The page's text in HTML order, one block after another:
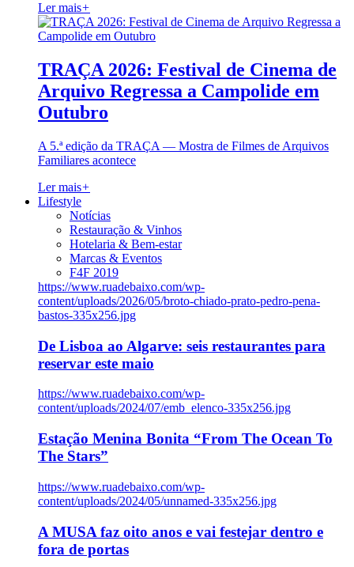
Ler mais+
TRAÇA 2026: Festival de Cinema de
Arquivo Regressa a Campolide em
Outubro
A 5.ª edição da TRAÇA — Mostra de Filmes de Arquivos
Familiares acontece
Ler mais+
Lifestyle
Notícias
Restauração & Vinhos
Hotelaria & Bem-estar
Marcas & Eventos
F4F 2019
https://www.ruadebaixo.com/wp-
content/uploads/2026/05/broto-chiado-prato-pedro-pena-
bastos-335x256.jpg
De Lisboa ao Algarve: seis restaurantes para
reservar este maio
https://www.ruadebaixo.com/wp-
content/uploads/2024/07/emb_elenco-335x256.jpg
Estação Menina Bonita “From The Ocean To
The Stars”
https://www.ruadebaixo.com/wp-
content/uploads/2024/05/unnamed-335x256.jpg
A MUSA faz oito anos e vai festejar dentro e
fora de portas